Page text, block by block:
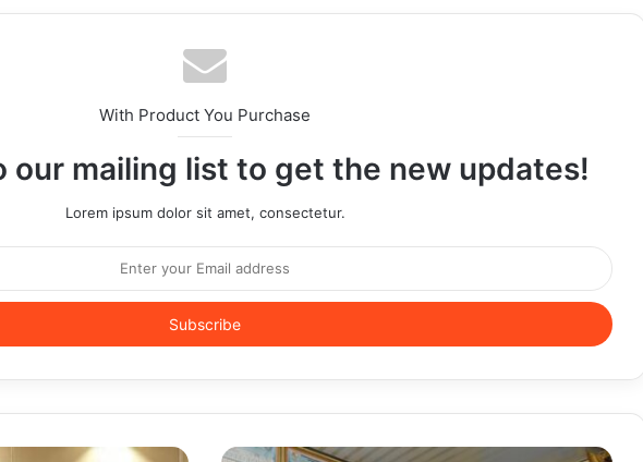
With Product You Purchase
our mailing list to get the new updates!
Lorem ipsum dolor sit amet, consectetur.